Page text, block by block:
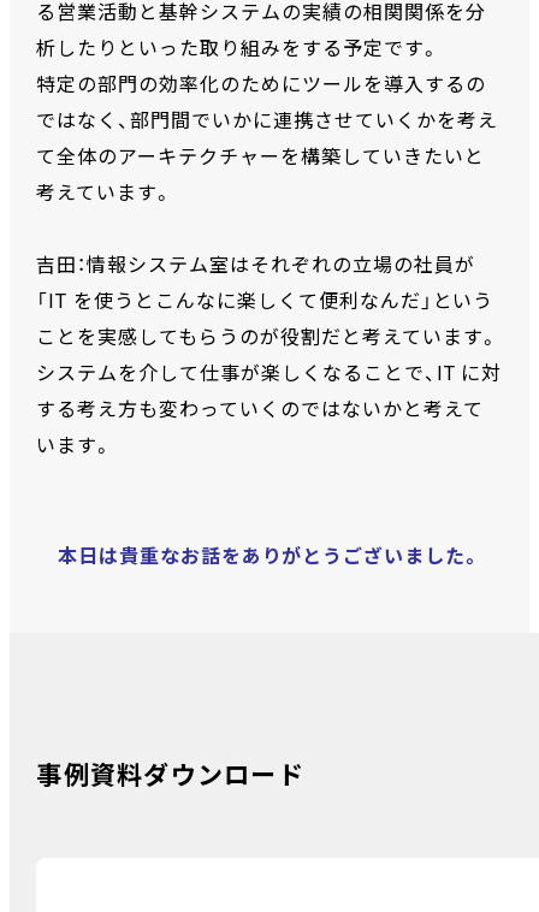
る営業活動と基幹システムの実績の相関関係を分
析したりといった取り組みをする予定です。
特定の部門の効率化のためにツールを導入するの
ではなく、部門間でいかに連携させていくかを考え
て全体のアーキテクチャーを構築していきたいと
考えています。
吉田：情報システム室はそれぞれの立場の社員が
「IT を使うとこんなに楽しくて便利なんだ」という
ことを実感してもらうのが役割だと考えています。
システムを介して仕事が楽しくなることで、IT に対
する考え方も変わっていくのではないかと考えて
います。
本日は貴重なお話をありがとうございました。
事例資料ダウンロード